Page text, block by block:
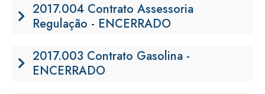
2017.004 Contrato Assessoria
Regulação - ENCERRADO
2017.003 Contrato Gasolina -
ENCERRADO